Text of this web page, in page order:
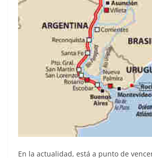
En la actualidad, está a punto de